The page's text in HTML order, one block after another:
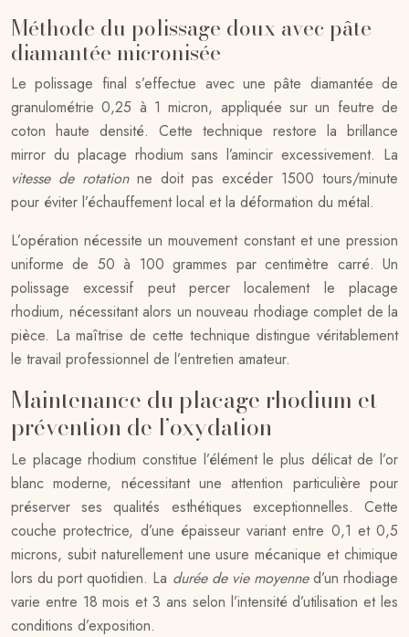
Méthode du polissage doux avec pâte
diamantée micronisée
Le polissage final s’effectue avec une pâte diamantée de
granulométrie 0,25 à 1 micron, appliquée sur un feutre de
coton haute densité. Cette technique restore la brillance
mirror du placage rhodium sans l’amincir excessivement. La
vitesse de rotation ne doit pas excéder 1500 tours/minute
pour éviter l’échauffement local et la déformation du métal.
L’opération nécessite un mouvement constant et une pression
uniforme de 50 à 100 grammes par centimètre carré. Un
polissage excessif peut percer localement le placage
rhodium, nécessitant alors un nouveau rhodiage complet de la
pièce. La maîtrise de cette technique distingue véritablement
le travail professionnel de l’entretien amateur.
Maintenance du placage rhodium et
prévention de l’oxydation
Le placage rhodium constitue l’élément le plus délicat de l’or
blanc moderne, nécessitant une attention particulière pour
préserver ses qualités esthétiques exceptionnelles. Cette
couche protectrice, d’une épaisseur variant entre 0,1 et 0,5
microns, subit naturellement une usure mécanique et chimique
lors du port quotidien. La durée de vie moyenned’un rhodiage
varie entre 18 mois et 3 ans selon l’intensité d’utilisation et les
conditions d’exposition.